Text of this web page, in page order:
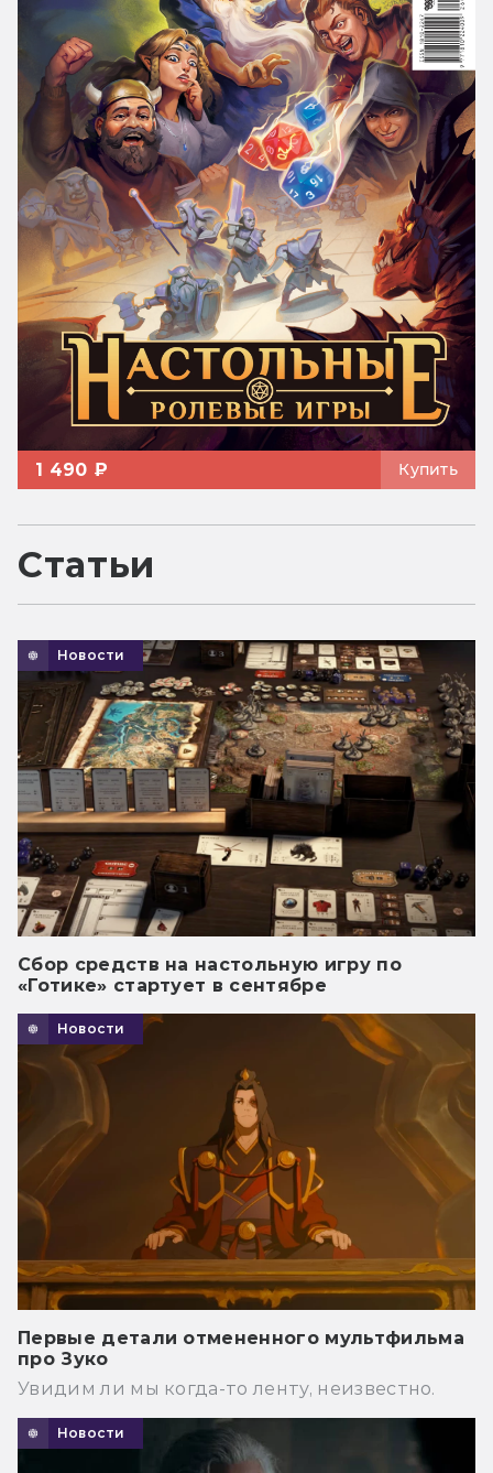
1 490 ₽ Купить
Статьи
Новости
Сбор средств на настольную игру по
«Готике» стартует в сентябре
Новости
Первые детали отмененного мультфильма
про Зуко
Увидим ли мы когда-то ленту, неизвестно.
Новости